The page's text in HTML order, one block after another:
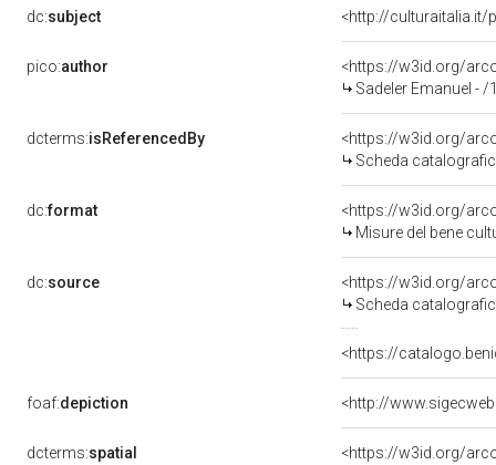
dc:subject <http://culturaitalia.it/
pico:author
<https://w3id.org/
Sadeler Emanuel - /
dcterms:isReferencedBy
<https://w3id.org/
Scheda
dc:format
<https://w3id.org/
Misure del bene
dc:source
<https://w3id.org/
Scheda
<https://
foaf:depiction <http://
dcterms:spatial
<https://w3id.org/